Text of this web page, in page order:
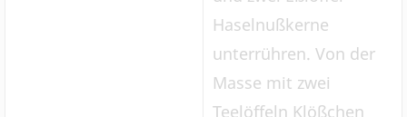
Haselnußkerne
unterrühren. Von der
Masse mit zwei
Teelöffeln Klößchen